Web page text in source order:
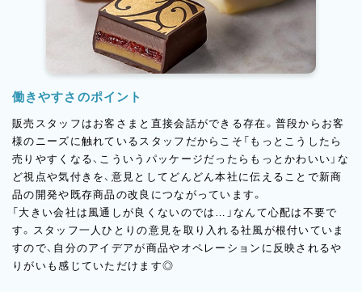
働きやすさのポイント
販売スタッフはお客さまと直接会話ができる存在。普段からお客
様のニーズに触れているスタッフだからこそ「もっとこうしたら
売りやすくなる、こういうパッケージだったらもっとかわいい」な
ど視点や気付きを、意見としてどんどん本社に伝えることで新商
品の開発や既存商品の改良につながっています。
「大きい会社は風通しが良くないのでは…」なんて心配は不要で
す。スタッフ一人ひとりの意見を取り入れる社風が根付いていま
すので、自分のアイデアが商品やオペレーションに反映されるや
りがいも感じていただけます◎